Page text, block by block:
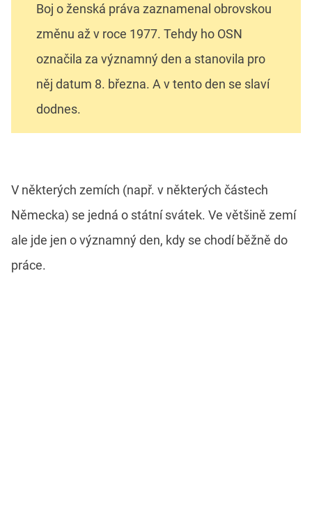
Boj o ženská práva zaznamenal obrovskou
změnu až v roce 1977. Tehdy ho OSN
označila za významný den a stanovila pro
něj datum 8. března. A v tento den se slaví
dodnes.
V některých zemích (např. v některých částech
Německa) se jedná o státní svátek. Ve většině zemí
ale jde jen o významný den, kdy se chodí běžně do
práce.